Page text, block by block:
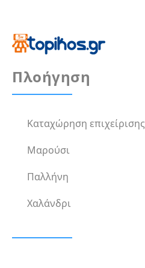
Πλοήγηση
Καταχώρηση επιχείρισης
Μαρούσι
Παλλήνη
Χαλάνδρι